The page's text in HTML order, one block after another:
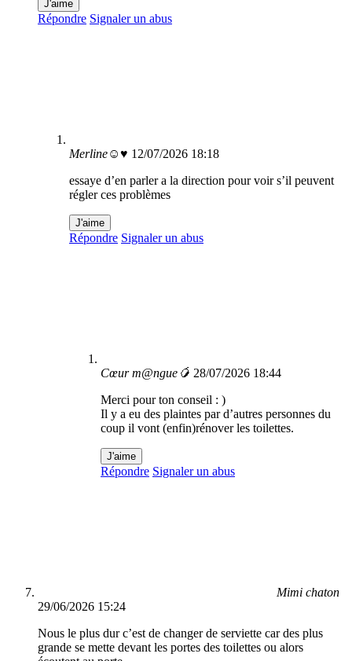
J'aime
Répondre Signaler un abus
Merline☺♥ 12/07/2026 18:18
essaye d’en parler a la direction pour voir s’il peuvent
régler ces problèmes
J'aime
Répondre Signaler un abus
Cœur m@ngue🥭 28/07/2026 18:44
Merci pour ton conseil : )
Il y a eu des plaintes par d’autres personnes du
coup il vont (enfin)rénover les toilettes.
J'aime
Répondre Signaler un abus
Mimi chaton
29/06/2026 15:24
Nous le plus dur c’est de changer de serviette car des plus
grande se mette devant les portes des toilettes ou alors